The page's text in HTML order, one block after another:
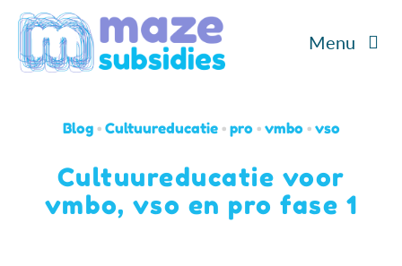
naar
Menu
Cases
Blog• Cultuureducatie• pro• vmbo• vso
Cultuureducatie voor
vmbo, vso en pro fase 1